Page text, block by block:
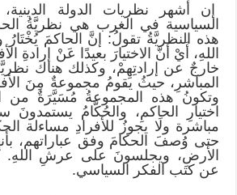
إن أشهر نظريات الدولة
السياسية في الغرب هي نظريَّةُ الحقِّ
هذه النظريَّةُ تقولُ: إنَّ الحاكمَ
اللهِ، أَيْ أنَّ الاختيارَ بعيدًا عَنْ إرادةِ
خارجٌ عن إرادتِهِمْ، وكذلك هناك
المباشرِ، حيثُ يقومُ مجموعةٌ مِنَ
وتكونُ هذه المجموعةُ مُسَيَّرَةٌ من
اختيارِ الحاكمِ، والحُكَّامُ يستمدونَ
مباشرة ولَا يجوزُ للأفرادِ مساءلة
حتى وُصفَ الحكامَ وفق عباراتهم،
الأرضِ، ويجلسونَ على عرشِ اللهِ.
عن كتب الفكر السياسي.